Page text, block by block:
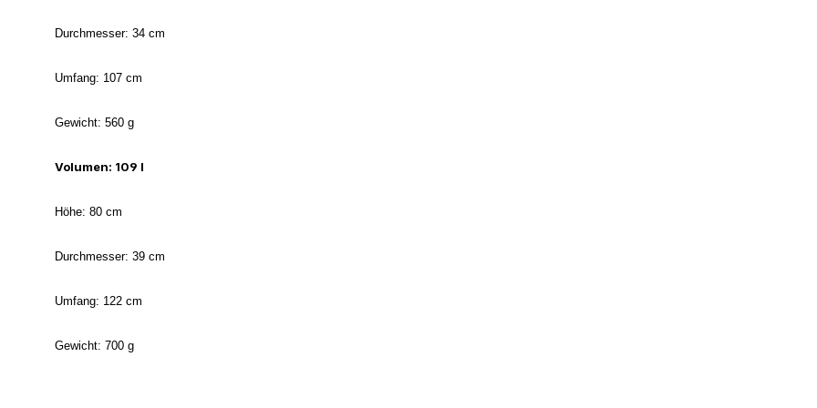
Durchmesser: 34 cm
Umfang: 107 cm
Gewicht: 560 g
Volumen: 109 l
Höhe: 80 cm
Durchmesser: 39 cm
Umfang: 122 cm
Gewicht: 700 g